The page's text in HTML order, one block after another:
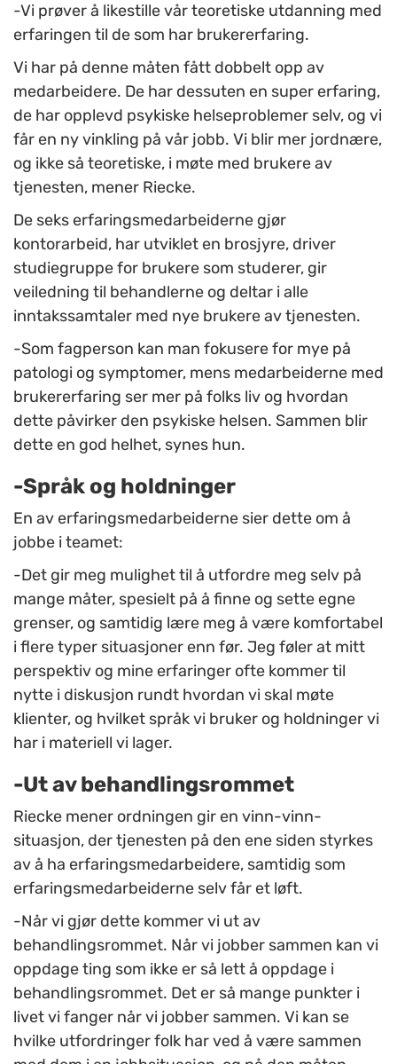
-Vi prøver å likestille vår teoretiske utdanning med
erfaringen til de som har brukererfaring.
Vi har på denne måten fått dobbelt opp av
medarbeidere. De har dessuten en super erfaring,
de har opplevd psykiske helseproblemer selv, og vi
får en ny vinkling på vår jobb. Vi blir mer jordnære,
og ikke så teoretiske, i møte med brukere av
tjenesten, mener Riecke.
De seks erfaringsmedarbeiderne gjør
kontorarbeid, har utviklet en brosjyre, driver
studiegruppe for brukere som studerer, gir
veiledning til behandlerne og deltar i alle
inntakssamtaler med nye brukere av tjenesten.
-Som fagperson kan man fokusere for mye på
patologi og symptomer, mens medarbeiderne med
brukererfaring ser mer på folks liv og hvordan
dette påvirker den psykiske helsen. Sammen blir
dette en god helhet, synes hun.
-Språk og holdninger
En av erfaringsmedarbeiderne sier dette om å
jobbe i teamet:
-Det gir meg mulighet til å utfordre meg selv på
mange måter, spesielt på å finne og sette egne
grenser, og samtidig lære meg å være komfortabel
i flere typer situasjoner enn før. Jeg føler at mitt
perspektiv og mine erfaringer ofte kommer til
nytte i diskusjon rundt hvordan vi skal møte
klienter, og hvilket språk vi bruker og holdninger vi
har i materiell vi lager.
-Ut av behandlingsrommet
Riecke mener ordningen gir en vinn-vinn-
situasjon, der tjenesten på den ene siden styrkes
av å ha erfaringsmedarbeidere, samtidig som
erfaringsmedarbeiderne selv får et løft.
-Når vi gjør dette kommer vi ut av
behandlingsrommet. Når vi jobber sammen kan vi
oppdage ting som ikke er så lett å oppdage i
behandlingsrommet. Det er så mange punkter i
livet vi fanger når vi jobber sammen. Vi kan se
hvilke utfordringer folk har ved å være sammen